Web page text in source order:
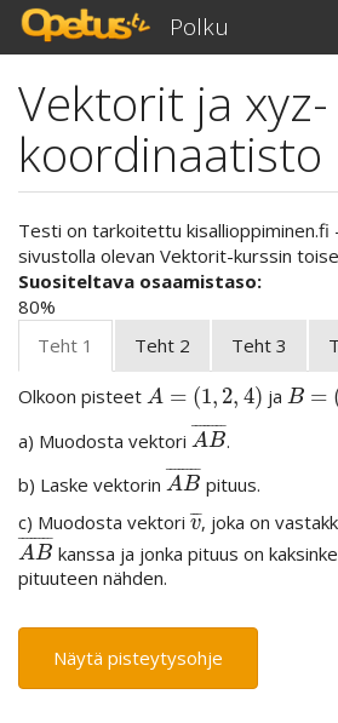
Hyppää
pääsisältöön
Polku
Vektorit ja xyz-
koordinaatisto
Testi on tarkoitettu kisallioppiminen.fi
sivustolla olevan Vektorit-kurssin
Suositeltava osaamistaso:
80%
Teht 1
Teht 2 Teht 3
Olkoon pisteet A = (1, 2, 4)
A= (1, 2,4 ja B =
B= (− 1
a) Muodosta vektori AB
¯ ¯
¯¯¯¯¯¯
AB¯.
b) Laske vektorin AB
¯ ¯
¯¯¯¯¯¯
AB¯ pituus.
c) Muodosta vektori v
¯¯
¯
v¯, joka on
AB
¯ ¯
¯¯¯¯¯¯
AB¯ kanssa ja jonka pituus on
pituuteen nähden.
Näytä pisteytysohje